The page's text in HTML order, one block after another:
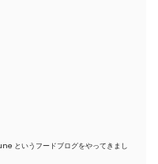
というフードブログをやってきまし